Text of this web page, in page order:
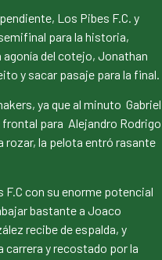
Los Pibes F.C. y
para la historia,
agonía del cotejo, Jonathan
y sacar pasaje para la final.
ya que al minuto Gabriel
para Alejandro Rodrigo
rozar, la pelota entró rasante
con su enorme potencial
bastante a Joaco
recibe de espalda, y
carrera y recostado por la